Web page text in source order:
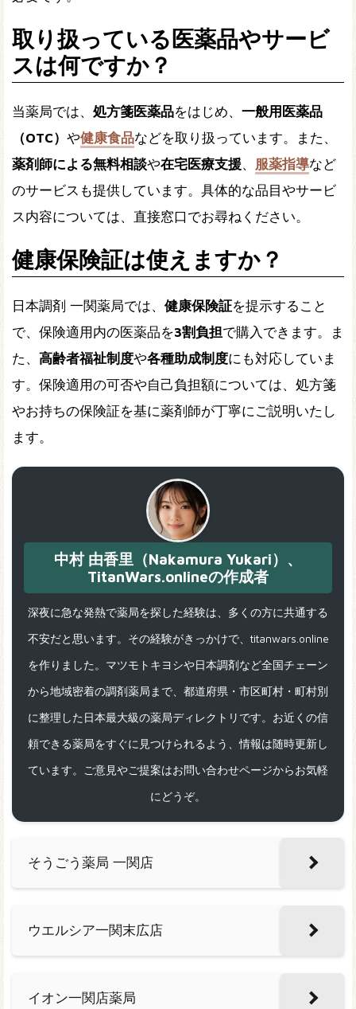
取り扱っている医薬品やサービ
スは何ですか？
当薬局では、 処方箋医薬品をはじめ、 一般用医薬品
（OTC） や健康食品などを取り扱っています。また、
薬剤師による無料相談や在宅医療支援、 服薬指導など
のサービスも提供しています。具体的な品目やサービ
ス内容については、直接窓口でお尋ねください。
健康保険証は使えますか？
日本調剤 一関薬局では、 健康保険証を提示すること
で、保険適用内の医薬品を3割負担で購入できます。ま
た、 高齢者福祉制度や各種助成制度にも対応していま
す。保険適用の可否や自己負担額については、処方箋
やお持ちの保険証を基に薬剤師が丁寧にご説明いたし
ます。
中村 由香里（Nakamura Yukari）、
TitanWars.onlineの作成者
深夜に急な発熱で薬局を探した経験は、多くの方に共通する
不安だと思います。その経験がきっかけで、titanwars.online
を作りました。マツモトキヨシや日本調剤など全国チェーン
から地域密着の調剤薬局まで、都道府県・市区町村・町村別
に整理した日本最大級の薬局ディレクトリです。お近くの信
頼できる薬局をすぐに見つけられるよう、情報は随時更新し
ています。ご意見やご提案はお問い合わせページからお気軽
にどうぞ。
そうごう薬局 一関店
ウエルシア一関末広店
イオン一関店薬局